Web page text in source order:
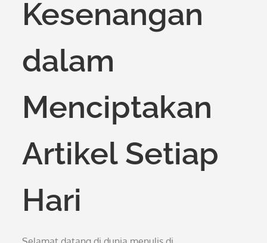
Kesenangan
dalam
Menciptakan
Artikel Setiap
Hari